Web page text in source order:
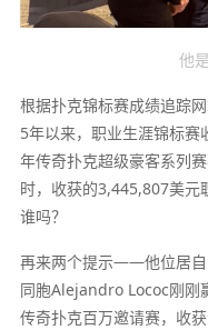
他
根据扑克锦标赛成绩追踪
5年以来，职业生涯锦标
年传奇扑克超级豪客系列
时，收获的3,445,807美元
谁吗？
再来两个提示——他位居自
同胞Alejandro Lococ刚刚
传奇扑克百万邀请赛，收